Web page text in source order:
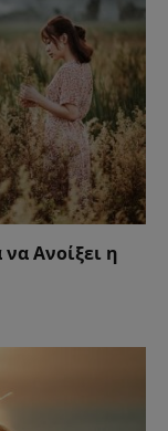
Ανοίξει η